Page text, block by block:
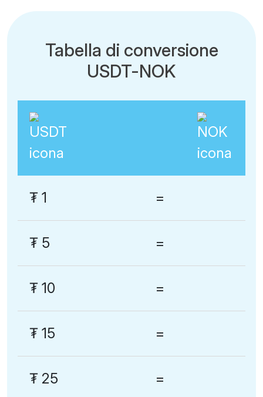
Tabella di conversione
USDT-NOK
₮ 1 =
₮ 5 =
₮ 10 =
₮ 15 =
₮ 25 =